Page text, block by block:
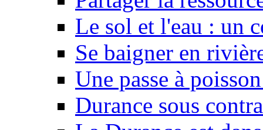
Le sol et l'eau : un
Se baigner en
Une passe à
Durance sous